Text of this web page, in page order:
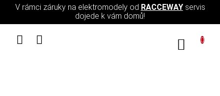
Přejít na obsah
V rámci záruky na elektromodely od RACCEWAYservis
dojede k vám domů!